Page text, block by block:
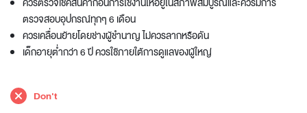
ตรวจสอบอุปกรณ์ทุกๆ 6 เดือน
ควรเคลื่อนย้ายโดยช่างผู้ชำนาญ ไม่ควรลากหรือดัน
เด็กอายุต่ำกว่า 6 ปี ควรใช้ภายใต้การดูแลของผู้ใหญ่
Don't